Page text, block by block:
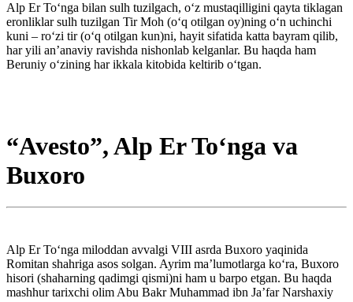
Alp Er To‘nga bilan sulh tuzilgach, o‘z mustaqilligini qayta tiklagan
eronliklar sulh tuzilgan Tir Moh (o‘q otilgan oy)ning o‘n uchinchi
kuni – ro‘zi tir (o‘q otilgan kun)ni, hayit sifatida katta bayram qilib,
har yili an’anaviy ravishda nishonlab kelganlar. Bu haqda ham
Beruniy o‘zining har ikkala kitobida keltirib o‘tgan.
“Avesto”, Alp Er To‘nga va
Buxoro
Alp Er To‘nga miloddan avvalgi VIII asrda Buxoro yaqinida
Romitan shahriga asos solgan. Ayrim ma’lumotlarga ko‘ra, Buxoro
hisori (shaharning qadimgi qismi)ni ham u barpo etgan. Bu haqda
mashhur tarixchi olim Abu Bakr Muhammad ibn Ja’far Narshaxiy